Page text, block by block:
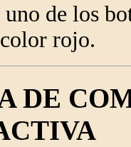
uno de los
rojo.
DE